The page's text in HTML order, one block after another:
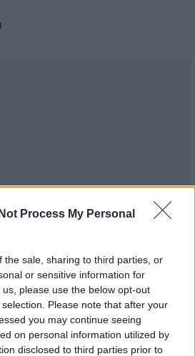
Process My Personal
the sale, sharing to third parties, or
or sensitive information for
please use the below opt-out
Please note that after your
you may continue seeing
on personal information utilized by
disclosed to third parties prior to
le 18 janvier 2021 à